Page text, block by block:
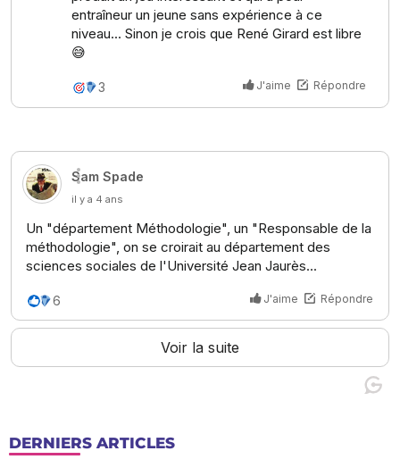
DERNIERS ARTICLES